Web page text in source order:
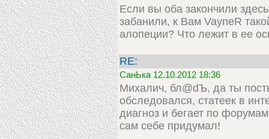
Если вы оба закончили
забанили, к Вам VayneR
алопеции? Что лежит в ее
RE:
СанЬка 12.10.2012 18:36
Михалич, бл@dЪ, да ты
обследовался, статеек в
диагноз и бегает по
сам себе придумал!